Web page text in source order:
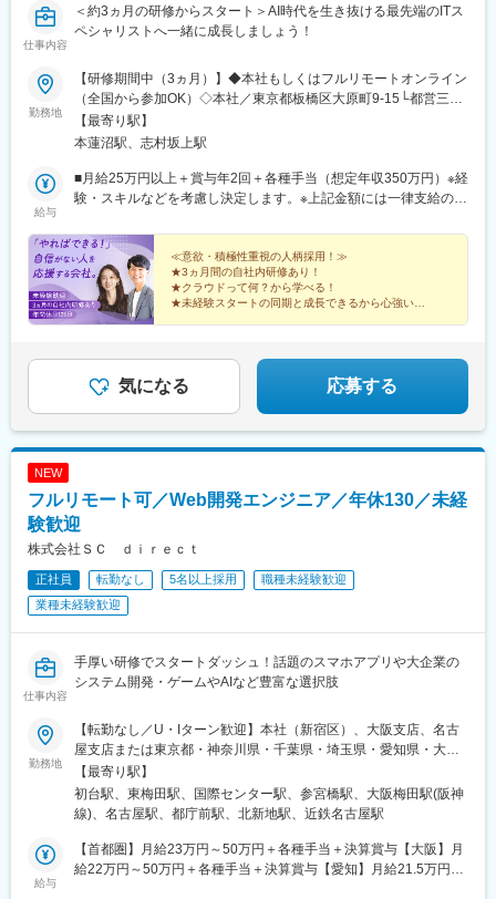
野中学校前駅、新魚津駅、北鉄金沢駅、福井駅、新浜松駅、新静
岡駅、新豊橋駅、近鉄名古屋駅、尾張一宮駅、名鉄岐阜駅、名電
駅(京都府)、田中口駅、山陽姫路駅、西宮駅、山陽明石駅、ハーバ
ーランド駅、宝塚南口駅、新伊丹駅、芦屋川駅、上栄町駅、新八
日市駅、倉敷駅、岡山駅前駅、電鉄出雲市駅、高知駅前駅、宮田
町駅、高松築港駅、眉山ロープウェイ山麓駅、西鉄福岡駅、鹿児
本町駅、西早稲田駅、青井駅、高津駅(神奈川県)、大阪難波駅、大
阪阿部野橋駅、東別院駅、丸の内駅(愛知県)、祇園駅(福岡県)、櫛
駅、松風町駅、広瀬通駅、東宿郷駅、東北沢駅、京成関屋駅、新
宿三丁目駅、都電雑司ケ谷駅、麻布十番駅、京成上野駅、立川南
駅、茅場町駅、京橋駅(東京都)、東海神駅、栄町駅(千葉県)、汐入
駅、高島町駅、電鉄富山駅、広小路駅(富山県)、七ツ屋駅、新福井
駅、第一通り駅、日吉町駅、駅前駅、名鉄名古屋駅、河内永和
大手町駅(愛媛県)、天神南駅、桜島桟橋通駅、二本木口駅、五島町
駅、中佐世保駅、末広町駅(東京都)、下落合駅、武蔵溝ノ口駅、な
んば駅(南海線)、長堀橋駅、天王寺駅前駅、栄駅(愛知県)、呉服町
駅(福岡県)、四宮駅、京成八幡駅
駅、六本木一丁目駅、赤坂見附駅、虎ノ門ヒルズ駅、浜町駅
仕事内容
＜約3ヵ月の研修からスタート＞AI時代を生き抜ける最先端のITス
ペシャリストへ一緒に成長しましょう！
勤務地
【研修期間中（3ヵ月）】◆本社もしくはフルリモートオンライン
（全国から参加OK）◇本社／東京都板橋区大原町9-15└都営三田
線「本蓮沼駅」より徒歩4分└都営三田線「志村坂上駅」より徒歩
9分【研修終了後】◆東京23区を中心とした全国各地のITプロジェ
ん。※すべて徒歩10分以内の駅チカオフィスです。※フルリモー
ト・在宅勤務・リモートワークはプロジェクトによって異なりま
【最寄り駅】
本蓮沼駅、志村坂上駅
給与
■月給25万円以上＋賞与年2回＋各種手当（想定年収350万円）※経
験・スキルなどを考慮し決定します。※上記金額には一律支給の住
（期間中は月給23万円以上で、その他の待遇に変更なし）☆経験
がある方は、現職・前職給与を考慮します。☆明確な評価制度あ
り。個人の頑張りに応じて評価します。【年収例】年収450万円
（経験2年入社）年収750万円（経験3年入社）年収950万円（経験
5年入社）
≪意欲・積極性重視の人柄採用！≫
★3ヵ月間の自社内研修あり！
★クラウドって何？から学べる！
★未経験スタートの同期と成長できるから心強い！
気になる 応募する
NEW
フルリモート可／Web開発エンジニア／年休130／未経
験歓迎
株式会社ＳＣ ｄｉｒｅｃｔ
正社員 転勤なし 5名以上採用
職種未経験歓迎
業種未経験歓迎
仕事内容
手厚い研修でスタートダッシュ！話題のスマホアプリや大企業の
システム開発・ゲームやAIなど豊富な選択肢
勤務地
【転勤なし／U・Iターン歓迎】本社（新宿区）、大阪支店、名古
屋支店または東京都・神奈川県・千葉県・埼玉県・愛知県・大阪
府・福岡県をはじめ、全国のプロジェクト先※ご希望を考慮して配
属先を決定します。※転居を伴う転勤はありません。★即戦力の方
は、フルリモートワーク（完全在宅勤務）も選択可能です。【本
「新宿駅」より徒歩13分・京王線「初台駅」より徒歩5分【大阪
支店】大阪府大阪市北区梅田1丁目12番12号 東京建物梅田ビル12
【最寄り駅】
初台駅、東梅田駅、国際センター駅、参宮橋駅、大阪梅田駅(阪神
線)、名古屋駅、都庁前駅、北新地駅、近鉄名古屋駅
給与
【首都圏】月給23万円～50万円＋各種手当＋決算賞与【大阪】月
給22万円～50万円＋各種手当＋決算賞与【愛知】月給21.5万円～